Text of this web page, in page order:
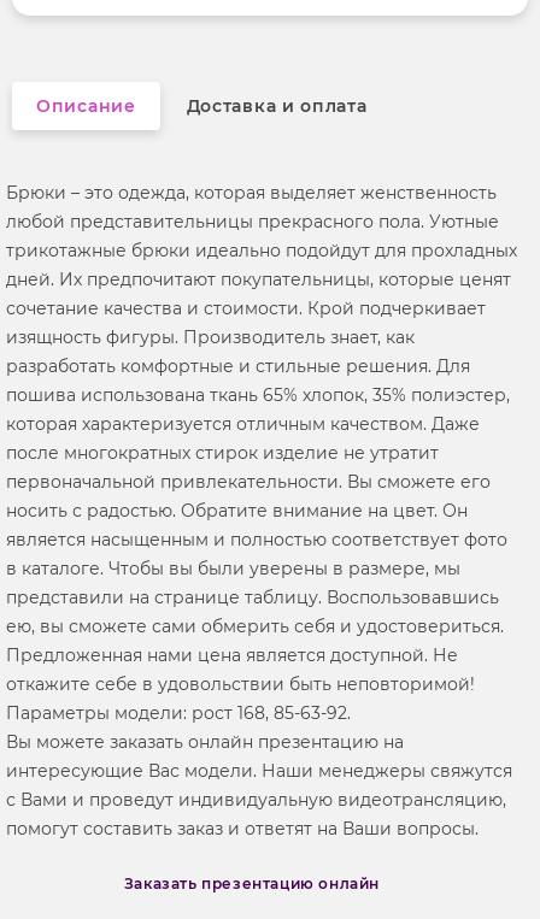
Описание Доставка и оплата
Брюки – это одежда, которая выделяет женственность
любой представительницы прекрасного пола. Уютные
трикотажные брюки идеально подойдут для прохладных
дней. Их предпочитают покупательницы, которые ценят
сочетание качества и стоимости. Крой подчеркивает
изящность фигуры. Производитель знает, как
разработать комфортные и стильные решения. Для
пошива использована ткань 65% хлопок, 35% полиэстер,
которая характеризуется отличным качеством. Даже
после многократных стирок изделие не утратит
первоначальной привлекательности. Вы сможете его
носить с радостью. Обратите внимание на цвет. Он
является насыщенным и полностью соответствует фото
в каталоге. Чтобы вы были уверены в размере, мы
представили на странице таблицу. Воспользовавшись
ею, вы сможете сами обмерить себя и удостовериться.
Предложенная нами цена является доступной. Не
откажите себе в удовольствии быть неповторимой!
Параметры модели: рост 168, 85-63-92.
Вы можете заказать онлайн презентацию на
интересующие Вас модели. Наши менеджеры свяжутся
с Вами и проведут индивидуальную видеотрансляцию,
помогут составить заказ и ответят на Ваши вопросы.
Заказать презентацию онлайн